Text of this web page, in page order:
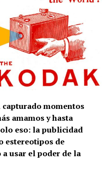
capturado momentos
amamos y hasta
eso: la publicidad
estereotipos de
usar el poder de la